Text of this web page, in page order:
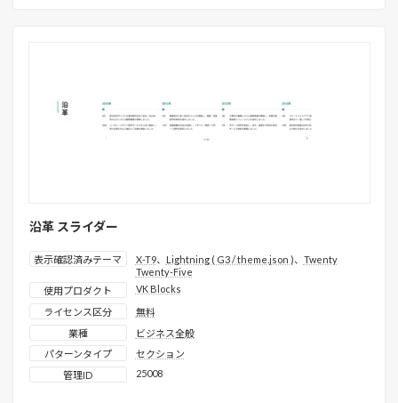
沿革 スライダー
表示確認済みテーマ X-T9、 Lightning ( G3 / theme.json )、 Twenty
Twenty-Five
使用プロダクト
VK Blocks
ライセンス区分
無料
業種
ビジネス全般
パターンタイプ
セクション
管理ID
25008